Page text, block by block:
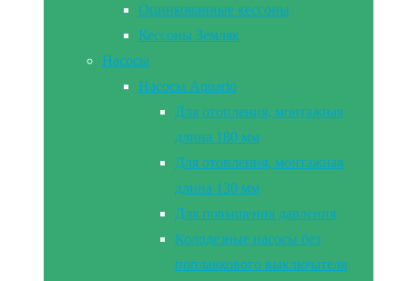
Оцинкованные кессоны
Кессоны Земляк
Насосы
Насосы Aquario
Для отопления, монтажная
длина 180 мм
Для отопления, монтажная
длина 130 мм
Для повышения давления
Колодезные насосы без
поплавкового выключателя